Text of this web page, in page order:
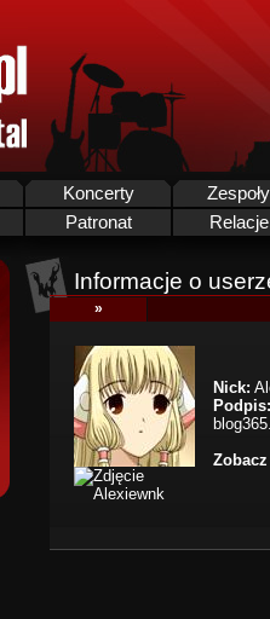
Koncerty Zespoły
Patronat Relacje
Informacje o
»
Nick:
Podpis: